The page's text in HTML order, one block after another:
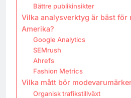
Bättre publikinsikter
Vilka analysverktyg är bäst för
Amerika?
Google Analytics
SEMrush
Ahrefs
Fashion Metrics
Vilka mått bör
Organisk trafikstillväxt